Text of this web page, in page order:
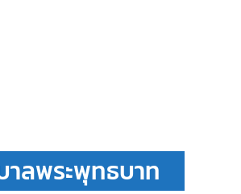
าลพระพุทธบาท